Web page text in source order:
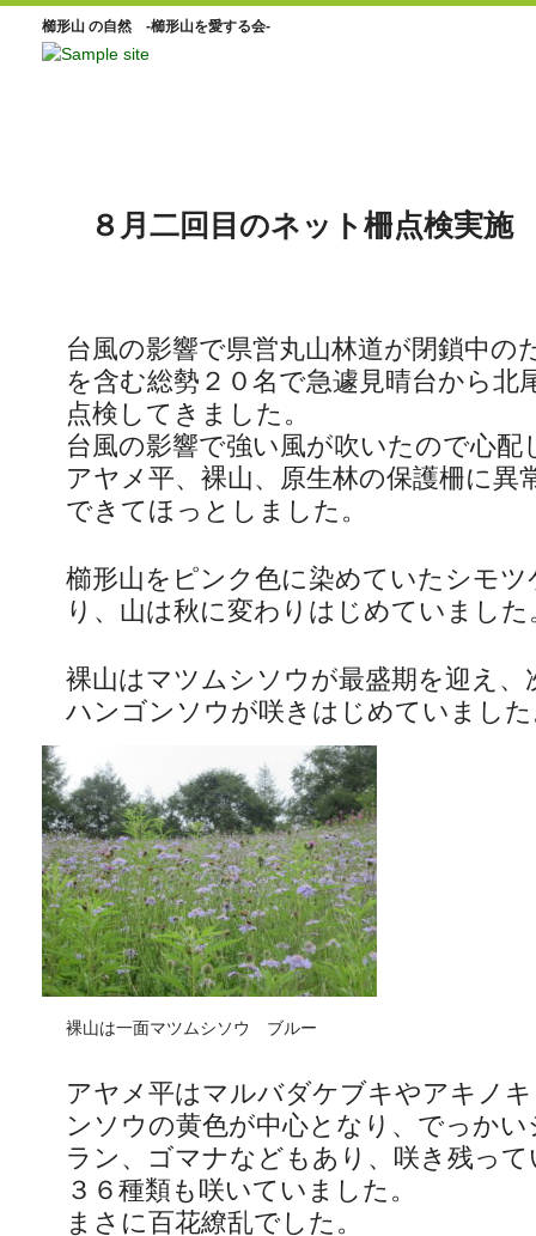
櫛形山 の自然 -櫛形山を愛する会-
８月二回目のネット柵点検実施
台風の影響で県営丸山林道が閉鎖中の
を含む総勢２０名で急遽見晴台から北
点検してきました。
台風の影響で強い風が吹いたので心
アヤメ平、裸山、原生林の保護柵に異
できてほっとしました。
櫛形山をピンク色に染めていたシモ
り、山は秋に変わりはじめていました
裸山はマツムシソウが最盛期を迎え
ハンゴンソウが咲きはじめていまし
裸山は一面マツムシソウ ブルー
アヤメ平はマルバダケブキやアキノ
ンソウの黄色が中心となり、でっか
ラン、ゴマナなどもあり、咲き残っ
３６種類も咲いていました。
まさに百花繚乱でした。